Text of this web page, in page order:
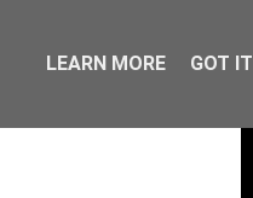
LEARN MORE GOT IT